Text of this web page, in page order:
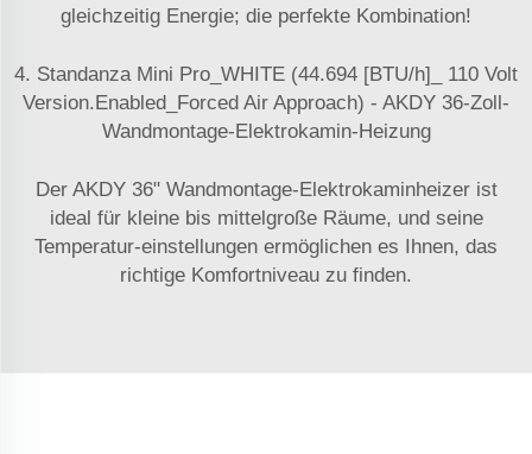
gleichzeitig Energie; die perfekte Kombination!
4. Standanza Mini Pro_WHITE (44.694 [BTU/h]_ 110 Volt
Version.Enabled_Forced Air Approach) - AKDY 36-Zoll-
Wandmontage-Elektrokamin-Heizung
Der AKDY 36" Wandmontage-Elektrokaminheizer ist
ideal für kleine bis mittelgroße Räume, und seine
Temperatur-einstellungen ermöglichen es Ihnen, das
richtige Komfortniveau zu finden.